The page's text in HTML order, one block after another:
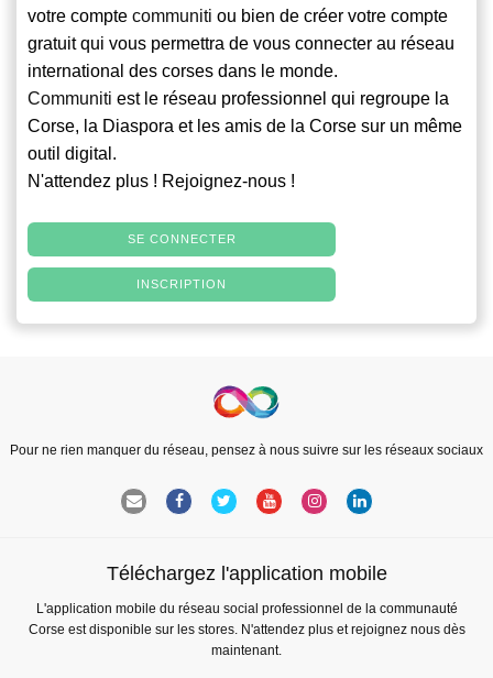
votre compte communiti ou bien de créer votre compte
gratuit qui vous permettra de vous connecter au réseau
international des corses dans le monde.
Communiti est le réseau professionnel qui regroupe la
Corse, la Diaspora et les amis de la Corse sur un même
outil digital.
N'attendez plus ! Rejoignez-nous !
SE CONNECTER
INSCRIPTION
Pour ne rien manquer du réseau, pensez à nous suivre sur les réseaux sociaux
Téléchargez l'application mobile
L'application mobile du réseau social professionnel de la communauté
Corse est disponible sur les stores. N'attendez plus et rejoignez nous dès
maintenant.